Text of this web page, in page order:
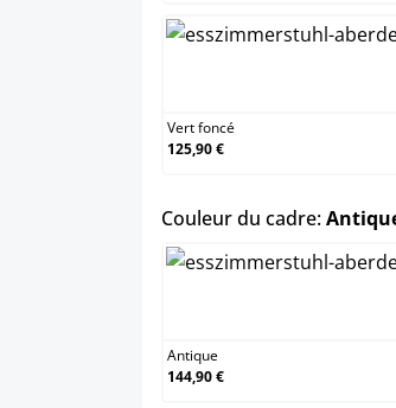
Vert foncé
125,90 €
Couleur du cadre:
Antique
144,90 €